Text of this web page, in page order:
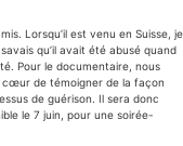
Lorsqu’il est venu en Suisse, je
qu’il avait été abusé quand
Pour le documentaire, nous
cœur de témoigner de la façon
de guérison. Il sera donc
le 7 juin, pour une soirée-